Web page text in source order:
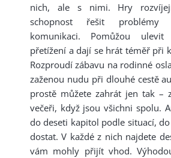
nich, ale s nimi. Hry rozvíjejí
schopnost řešit problémy
komunikaci. Pomůžou
přetížení a dají se hrát téměř při
Rozproudí zábavu na rodinné
zaženou nudu při dlouhé cestě
prostě můžete zahrát jen tak –
večeři, když jsou všichni spolu.
do deseti kapitol podle situací,
dostat. V každé z nich najdete
vám mohly přijít vhod.